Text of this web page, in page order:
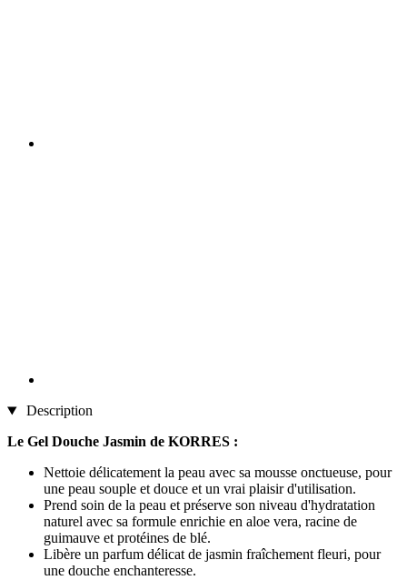
Description
Le Gel Douche Jasmin de KORRES :
Nettoie délicatement la peau avec sa mousse onctueuse, pour
une peau souple et douce et un vrai plaisir d'utilisation.
Prend soin de la peau et préserve son niveau d'hydratation
naturel avec sa formule enrichie en aloe vera, racine de
guimauve et protéines de blé.
Libère un parfum délicat de jasmin fraîchement fleuri, pour
une douche enchanteresse.